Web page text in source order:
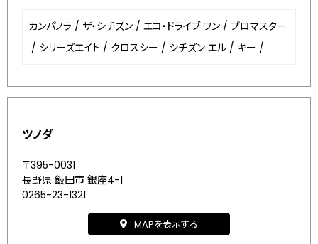
カンパノラ / ザ・シチズン / エコ・ドライブ ワン / プロマスター
/ シリーズエイト / クロスシー / シチズン エル / キー /
ツノダ
〒395-0031
長野県 飯田市 銀座4-1
0265-23-1321
MAPを表示する